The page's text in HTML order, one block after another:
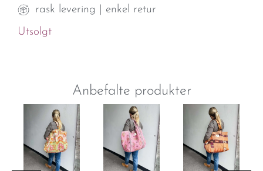
rask levering | enkel retur
Utsolgt
Anbefalte produkter